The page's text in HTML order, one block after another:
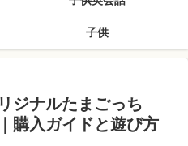
子供
ジナルたまごっち
購入ガイドと遊び方